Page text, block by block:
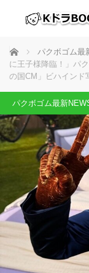
ホーム パクボゴム最
に王子様降臨！」パ
の国CM」ビハインド
パクボゴム最新